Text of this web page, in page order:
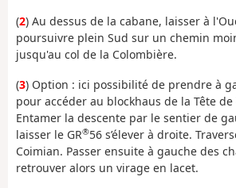
(2) Au dessus de la cabane, laisser à
poursuivre plein Sud sur un chemin
jusqu'au col de la Colombière.
(3) Option : ici possibilité de prendre à
pour accéder au blockhaus de la Tête
Entamer la descente par le sentier de
laisser le GR®56 s’élever à droite.
Coimian. Passer ensuite à gauche des
retrouver alors un virage en lacet.